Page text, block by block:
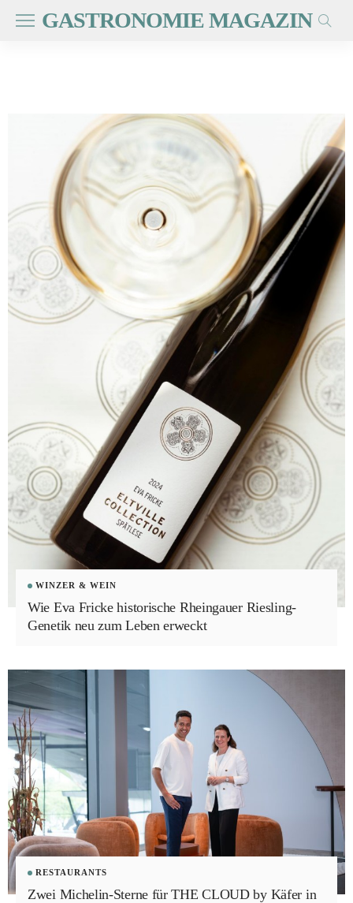
GASTRONOMIE MAGAZIN
WINZER & WEIN
Wie Eva Fricke historische Rheingauer Riesling-
Genetik neu zum Leben erweckt
RESTAURANTS
Zwei Michelin-Sterne für THE CLOUD by Käfer in